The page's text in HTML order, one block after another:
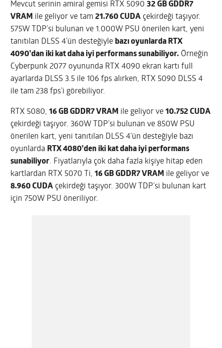
Mevcut serinin amiral gemisi RTX 509032 GB GDDR7
VRAM ile geliyor ve tam21.760 CUDA çekirdeği taşıyor.
575W TDP’si bulunan ve 1.000W PSU önerilen kart, yeni
tanıtılan DLSS 4’ün desteğiyle bazı oyunlarda RTX
4090’dan iki kat daha iyi performans sunabiliyor. Örneğin
Cyberpunk 2077 oyununda RTX 4090 ekran kartı full
ayarlarda DLSS 3.5 ile 106 fps alırken, RTX 5090 DLSS 4
ile tam 238 fps’i görebiliyor.
RTX 5080,16 GB GDDR7 VRAM ile geliyor ve10.752 CUDA
çekirdeği taşıyor. 360W TDP’si bulunan ve 850W PSU
önerilen kart, yeni tanıtılan DLSS 4’ün desteğiyle bazı
oyunlarda RTX 4080’den iki kat daha iyi performans
sunabiliyor. Fiyatlarıyla çok daha fazla kişiye hitap eden
kartlardan RTX 5070 Ti,16 GB GDDR7 VRAM ile geliyor ve
8.960 CUDA çekirdeği taşıyor. 300W TDP’si bulunan kart
için 750W PSU öneriliyor.